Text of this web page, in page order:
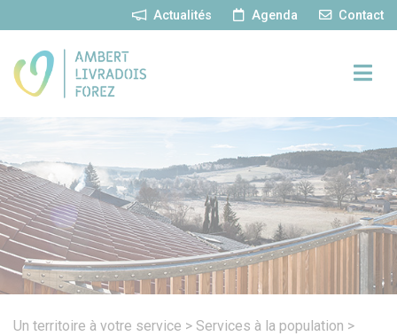
Actualités Agenda Contact
Un territoire à votre service > Services à la population >
Panneau de gestion des cookies